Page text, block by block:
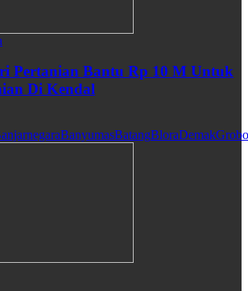
Pertanian Bantu Rp 10 M Untuk
Di Kendal
BanyumasBatangBloraDemak